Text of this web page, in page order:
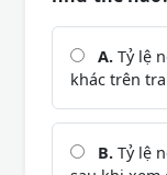
A. Tỷ lệ
khác trên
B. Tỷ lệ